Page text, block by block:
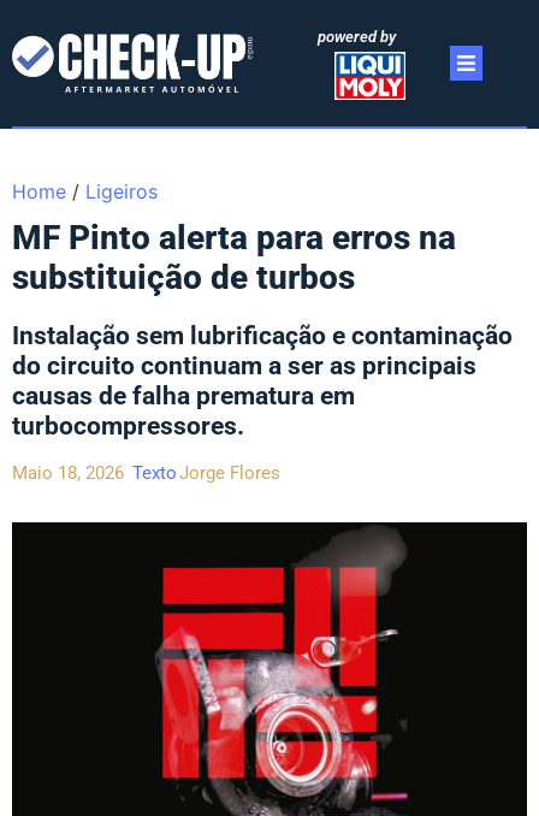
powered by
Home / Ligeiros
MF Pinto alerta para erros na
substituição de turbos
Instalação sem lubrificação e contaminação
do circuito continuam a ser as principais
causas de falha prematura em
turbocompressores.
Maio 18, 2026 TextoJorge Flores